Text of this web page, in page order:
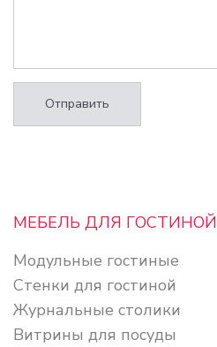
Отправить
МЕБЕЛЬ ДЛЯ ГОСТИНОЙ
Модульные гостиные
Стенки для гостиной
Журнальные столики
Витрины для посуды